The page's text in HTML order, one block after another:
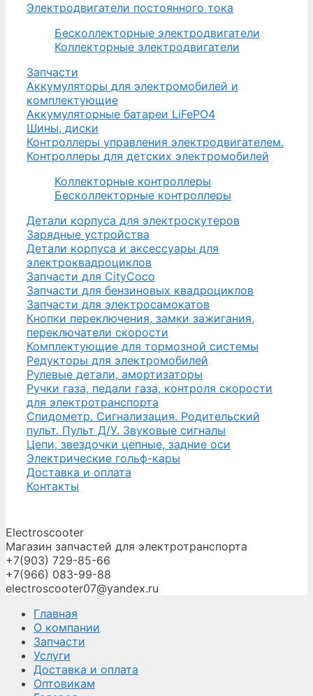
Электродвигатели постоянного тока
Бесколлекторные электродвигатели
Коллекторные электродвигатели
Запчасти
Аккумуляторы для электромобилей и
комплектующие
Аккумуляторные батареи LiFePO4
Шины, диски
Контроллеры управления электродвигателем.
Контроллеры для детских электромобилей
Коллекторные контроллеры
Бесколлекторные контроллеры
Детали корпуса для электроскутеров
Зарядные устройства
Детали корпуса и аксессуары для
электроквадроциклов
Запчасти для CityCoco
Запчасти для бензиновых квадроциклов
Запчасти для электросамокатов
Кнопки переключения, замки зажигания,
переключатели скорости
Комплектующие для тормозной системы
Редукторы для электромобилей
Рулевые детали, амортизаторы
Ручки газа, педали газа, контроля скорости
для электротранспорта
Спидометр. Сигнализация. Родительский
пульт. Пульт Д/У. Звуковые сигналы
Цепи, звездочки цепные, задние оси
Электрические гольф-кары
Доставка и оплата
Контакты
Electroscooter
Магазин запчастей для электротранспорта
+7(903) 729-85-66
+7(966) 083-99-88
electroscooter07@yandex.ru
Главная
О компании
Запчасти
Услуги
Доставка и оплата
Оптовикам